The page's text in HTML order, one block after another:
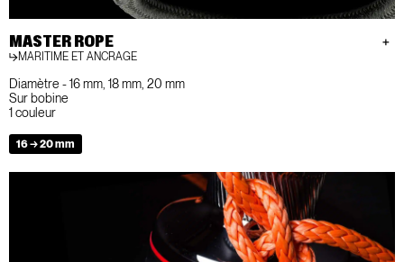
MASTER ROPE
MARITIME ET ANCRAGE
Diamètre - 16 mm, 18 mm, 20 mm
Sur bobine
1 couleur
16 → 20 mm